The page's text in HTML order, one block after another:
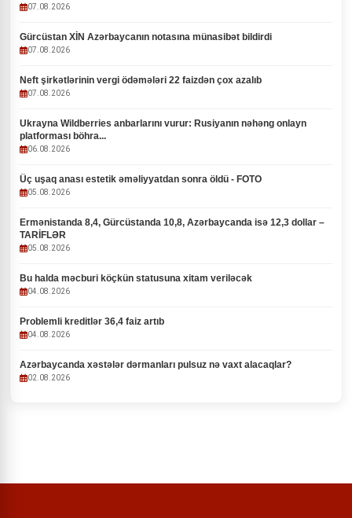
07.08.2026
Gürcüstan XİN Azərbaycanın notasına münasibət bildirdi
07.08.2026
Neft şirkətlərinin vergi ödəmələri 22 faizdən çox azalıb
07.08.2026
Ukrayna Wildberries anbarlarını vurur: Rusiyanın nəhəng onlayn
platforması böhra...
06.08.2026
Üç uşaq anası estetik əməliyyatdan sonra öldü - FOTO
05.08.2026
Ermənistanda 8,4, Gürcüstanda 10,8, Azərbaycanda isə 12,3 dollar –
TARİFLƏR
05.08.2026
Bu halda məcburi köçkün statusuna xitam veriləcək
04.08.2026
Problemli kreditlər 36,4 faiz artıb
04.08.2026
Azərbaycanda xəstələr dərmanları pulsuz nə vaxt alacaqlar?
02.08.2026